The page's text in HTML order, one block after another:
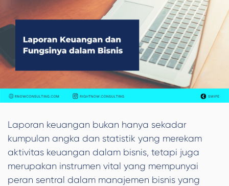
Laporan keuangan bukan hanya sekadar
kumpulan angka dan statistik yang merekam
aktivitas keuangan dalam bisnis, tetapi juga
merupakan instrumen vital yang mempunyai
peran sentral dalam manajemen bisnis yang